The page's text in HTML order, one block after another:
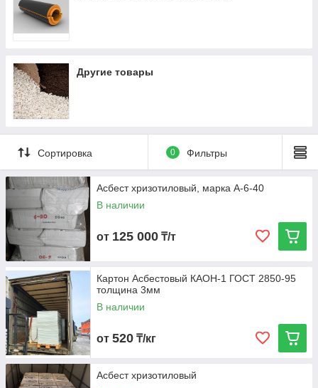
Другие товары
Сортировка 0 Фильтры
Асбест хризотиловый, марка А-6-40
В наличии
от 125 000 ₸/т
Картон Асбестовый КАОН-1 ГОСТ 2850-95
толщина 3мм
В наличии
от 520 ₸/кг
Асбест хризотиловый